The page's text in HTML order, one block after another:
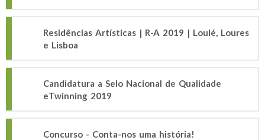
Residências Artísticas | R-A 2019 | Loulé, Loures
e Lisboa
Candidatura a Selo Nacional de Qualidade
eTwinning 2019
Concurso - Conta-nos uma história!